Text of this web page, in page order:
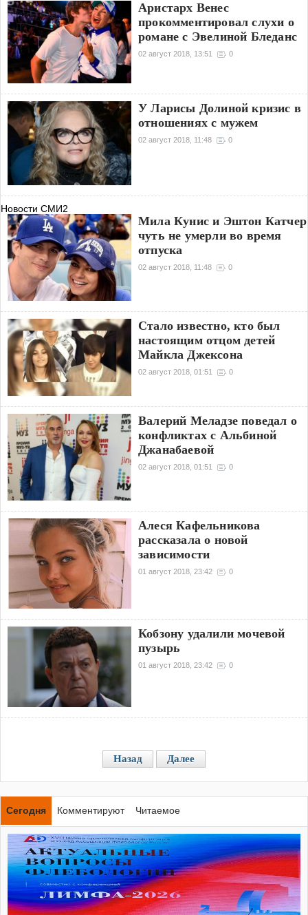
Аристарх Венес
прокомментировал слухи о
романе с Эвелиной Бледанс
02 август 2018, 13:51 0
У Ларисы Долиной кризис в
отношениях с мужем
02 август 2018, 11:48 0
Новости СМИ2
Мила Кунис и Эштон Катчер
чуть не умерли во время
отпуска
02 август 2018, 11:48 0
Стало известно, кто был
настоящим отцом детей
Майкла Джексона
02 август 2018, 01:51 0
Валерий Меладзе поведал о
конфликтах с Альбиной
Джанабаевой
02 август 2018, 01:51 0
Алеся Кафельникова
рассказала о новой
зависимости
01 август 2018, 23:42 0
Кобзону удалили мочевой
пузырь
01 август 2018, 23:42 0
Назад Далее
Сегодня Комментируют Читаемое